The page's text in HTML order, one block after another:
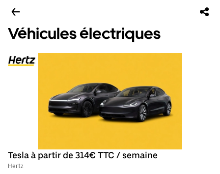
Véhicules électriques
Tesla à partir de 314€ TTC / semaine
Hertz